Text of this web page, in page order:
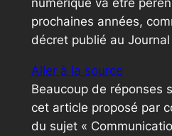
numérique va être
prochaines années,
décret publié au
Aller à la source
Beaucoup de réponses
cet article proposé par
du sujet «